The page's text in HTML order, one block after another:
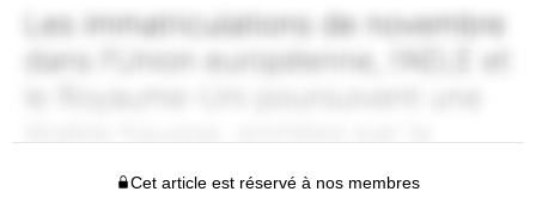
Cet article est réservé à nos membres